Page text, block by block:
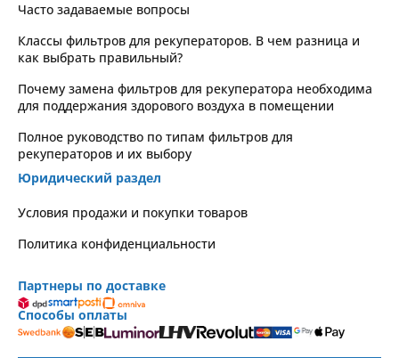
Часто задаваемые вопросы
Классы фильтров для рекуператоров. В чем разница и
как выбрать правильный?
Почему замена фильтров для рекуператора необходима
для поддержания здорового воздуха в помещении
Полное руководство по типам фильтров для
рекуператоров и их выбору
Юридический раздел
Условия продажи и покупки товаров
Политика конфиденциальности
Партнеры по доставке
Способы оплаты